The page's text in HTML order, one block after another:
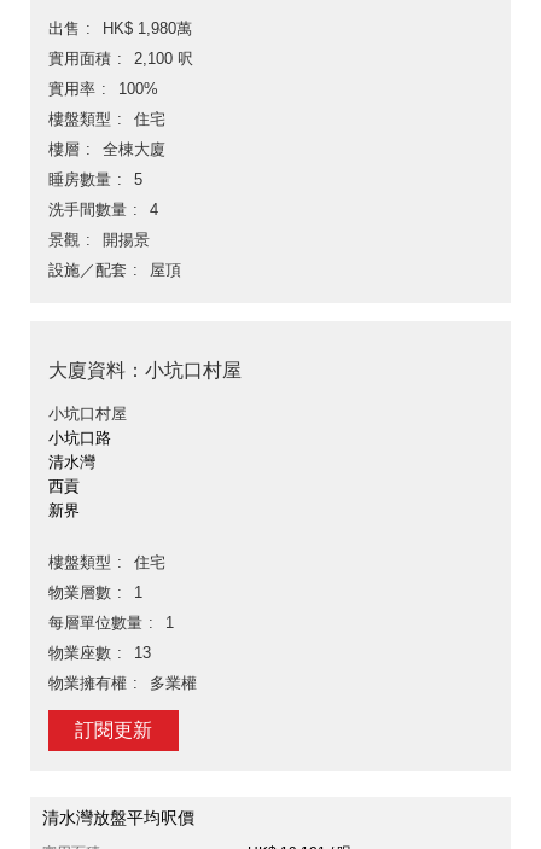
出售
HK$ 1,980萬
實用面積
2,100 呎
實用率
100%
樓盤類型
住宅
樓層
全棟大廈
睡房數量
5
洗手間數量
4
景觀
開揚景
設施／配套
屋頂
大廈資料：小坑口村屋
小坑口村屋
小坑口路
清水灣
西貢
新界
樓盤類型
住宅
物業層數
1
每層單位數量
1
物業座數
13
物業擁有權
多業權
訂閱更新
清水灣放盤平均呎價